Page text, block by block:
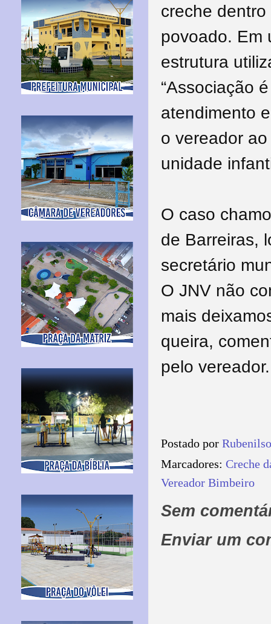
creche
povoado. Em
estrutura
“Associação
atendimento
o vereador
unidade
O caso
de Barreiras,
secretário
O JNV não
mais
queira,
pelo vereador.
Postado por
Marcadores: Creche
Vereador Bimbeiro
Sem
Enviar um